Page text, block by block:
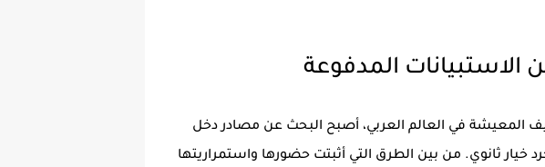
المدفوعة
المعيشة في العالم العربي، أصبح البحث عن مصادر دخل
ثانوي. من بين الطرق التي أثبتت حضورها واستمراريتها